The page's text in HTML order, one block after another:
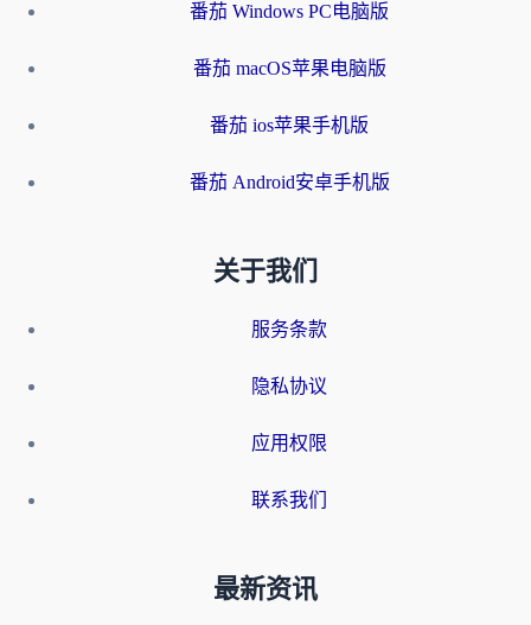
番茄 Windows PC电脑版
番茄 macOS苹果电脑版
番茄 ios苹果手机版
番茄 Android安卓手机版
关于我们
服务条款
隐私协议
应用权限
联系我们
最新资讯